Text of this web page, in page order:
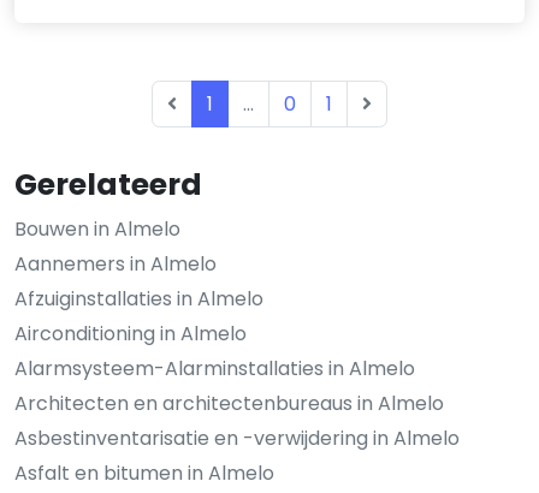
Gerelateerd
Bouwen in Almelo
Aannemers in Almelo
Afzuiginstallaties in Almelo
Airconditioning in Almelo
Alarmsysteem-Alarminstallaties in Almelo
Architecten en architectenbureaus in Almelo
Asbestinventarisatie en -verwijdering in Almelo
Asfalt en bitumen in Almelo
1 ... 0 1